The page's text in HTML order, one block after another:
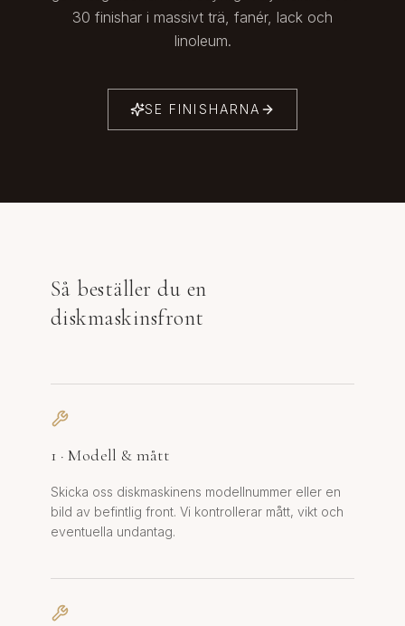
30 finishar i massivt trä, fanér, lack och
linoleum.
SE FINISHARNA
Så beställer du en
diskmaskinsfront
1 · Modell & mått
Skicka oss diskmaskinens modellnummer eller en
bild av befintlig front. Vi kontrollerar mått, vikt och
eventuella undantag.